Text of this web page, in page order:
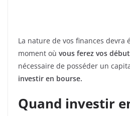
La nature de vos finances devra
moment où vous ferez vos
nécessaire de posséder un
investir en bourse.
Quand investir